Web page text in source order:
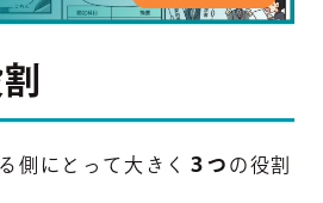
側にとって大きく ３つ の役割